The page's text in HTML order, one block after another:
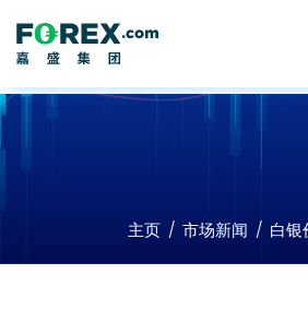
主页 市场新闻 白